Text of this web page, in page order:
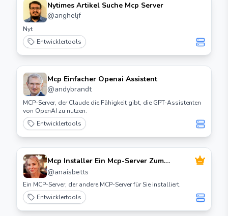
Nytimes Artikel Suche Mcp Server
@angheljf
Nyt
Entwicklertools
Mcp Einfacher Openai Assistent
@andybrandt
MCP-Server, der Claude die Fähigkeit gibt, die GPT-Assistenten
von OpenAI zu nutzen.
Entwicklertools
Mcp Installer Ein Mcp-Server Zum
Installieren von Mcp-Servern
@anaisbetts
Ein MCP-Server, der andere MCP-Server für Sie installiert.
Entwicklertools